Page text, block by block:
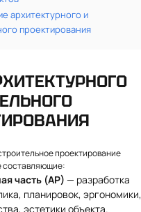
архитектурного и
проектирования
проектирование
составляющие:
часть (АР) — разработка
планировок, эргономики,
эстетики объекта.